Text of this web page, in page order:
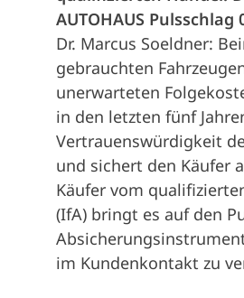
AUTOHAUS
Dr. Marcus Soeldner:
gebrauchten
unerwarteten
in den letzten fünf
Vertrauenswürdigkeit
und sichert den Käufer
Käufer vom
(IfA) bringt es auf den
im Kundenkontakt zu